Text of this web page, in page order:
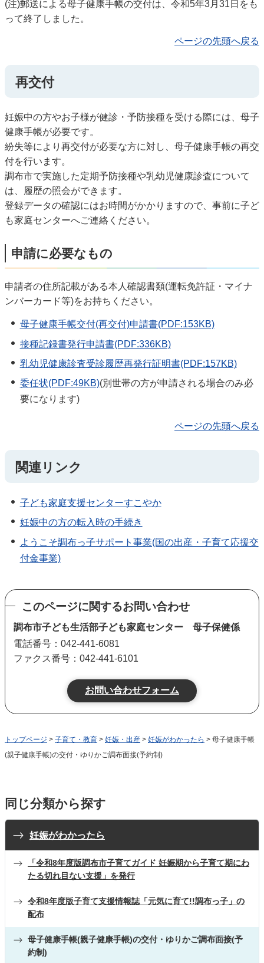
(注)郵送による母子健康手帳の交付は、令和5年3月31日をも
って終了しました。
ページの先頭へ戻る
再交付
妊娠中の方やお子様が健診・予防接種を受ける際には、母子
健康手帳が必要です。
紛失等により再交付が必要な方に対し、母子健康手帳の再交
付を行います。
調布市で実施した定期予防接種や乳幼児健康診査について
は、履歴の照会ができます。
登録データの確認にはお時間がかかりますので、事前に子ど
も家庭センターへご連絡ください。
申請に必要なもの
申請者の住所記載がある本人確認書類(運転免許証・マイナ
ンバーカード等)をお持ちください。
母子健康手帳交付(再交付)申請書(PDF:153KB)
接種記録書発行申請書(PDF:336KB)
乳幼児健康診査受診履歴再発行証明書(PDF:157KB)
委任状(PDF:49KB)(別世帯の方が申請される場合のみ必
要になります)
ページの先頭へ戻る
関連リンク
子ども家庭支援センターすこやか
妊娠中の方の転入時の手続き
ようこそ調布っ子サポート事業(国の出産・子育て応援交
付金事業)
このページに関するお問い合わせ
調布市子ども生活部子ども家庭センター 母子保健係
電話番号：042-441-6081
ファクス番号：042-441-6101
トップページ > 子育て・教育 > 妊娠・出産 > 妊娠がわかったら > 母子健康手帳
(親子健康手帳)の交付・ゆりかご調布面接(予約制)
同じ分類から探す
妊娠がわかったら
「令和8年度版調布市子育てガイド 妊娠期から子育て期にわ
たる切れ目ない支援」を発行
令和8年度版子育て支援情報誌「元気に育て!!調布っ子」の
配布
母子健康手帳(親子健康手帳)の交付・ゆりかご調布面接(予
約制)